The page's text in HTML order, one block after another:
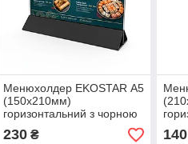
Менюхолдер EKOSTAR А5
(150х210мм)
горизонтальний з чорною
підставкою.
230₴ 140